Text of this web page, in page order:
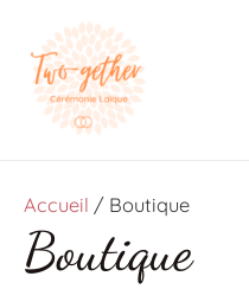
contenu
Accueil / Boutique
Boutique